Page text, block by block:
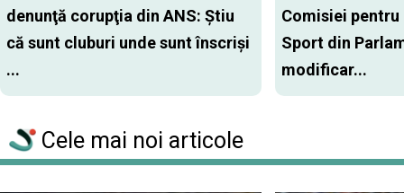
denunţă corupţia din ANS: Ştiu
că sunt cluburi unde sunt înscrişi
...
Comisiei
Sport din
modificar...
Cele mai noi articole